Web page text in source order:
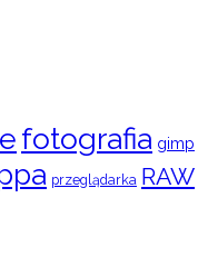
fotografia gimp
przeglądarka RAW